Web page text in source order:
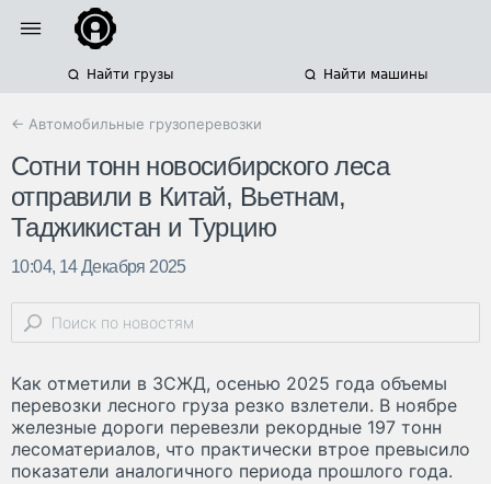
Найти грузы Найти машины
← Автомобильные грузоперевозки
Сотни тонн новосибирского леса
отправили в Китай, Вьетнам,
Таджикистан и Турцию
10:04, 14 Декабря 2025
Как отметили в ЗСЖД, осенью 2025 года объемы
перевозки лесного груза резко взлетели. В ноябре
железные дороги перевезли рекордные 197 тонн
лесоматериалов, что практически втрое превысило
показатели аналогичного периода прошлого года.